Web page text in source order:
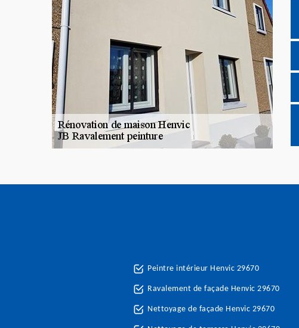
Peintre intérieur Henvic 29670
Ravalement de façade Henvic 29670
Nettoyage de façade Henvic 29670